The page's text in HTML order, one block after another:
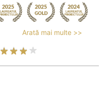
Arată mai multe >>